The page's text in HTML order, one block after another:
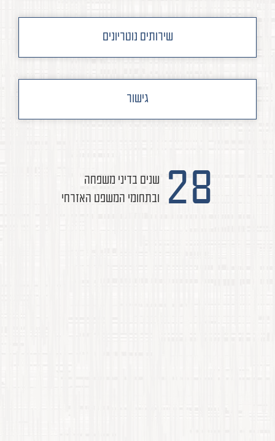
שירותים נוטריונים
גישור
28
שנים בדיני משפחה
ובתחומי המשפט האזרחי